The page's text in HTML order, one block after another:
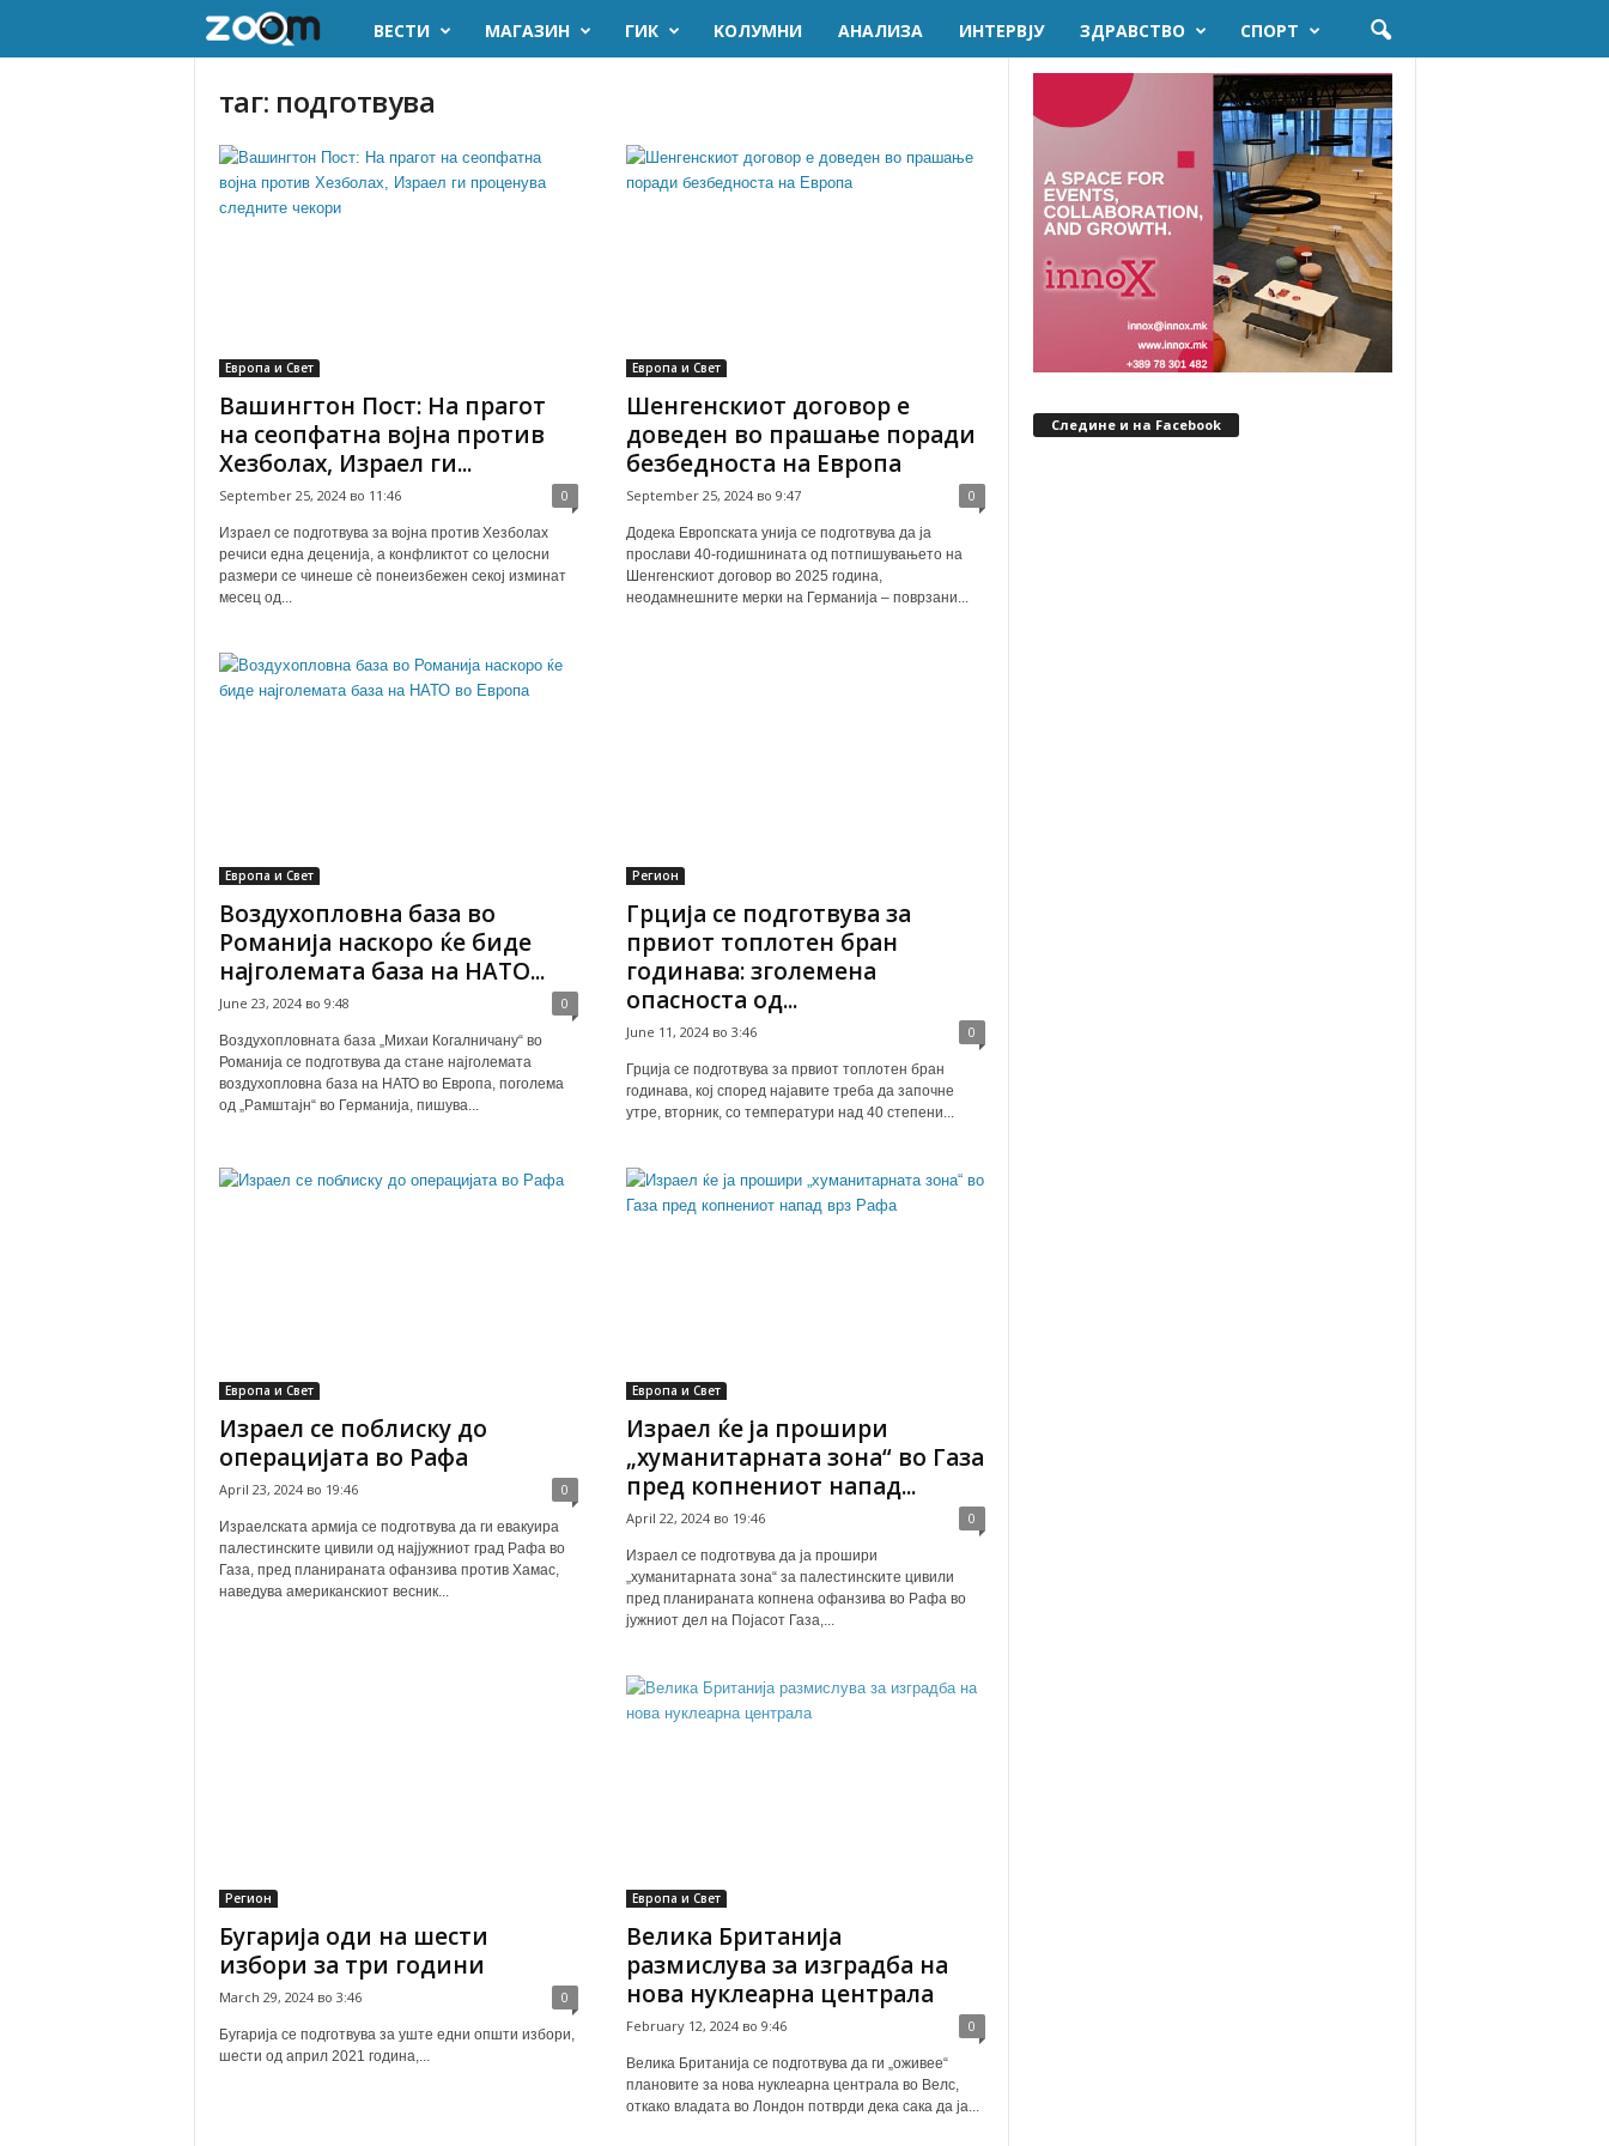
m
ВЕСТИ МАГАЗИН ГИК KОЛУМНИ AНАЛИЗА ИНТЕРВЈУ ЗДРАВСТВО СПОРТ
таг: подготвува
Европа и Свет
Вашингтон Пост: На прагот
на сеопфатна војна против
Хезболах, Израел ги...
September 25, 2024 во 11:46 0
Израел се подготвува за војна против Хезболах
речиси една деценија, а конфликтот со целосни
размери се чинеше сè понеизбежен секој изминат
месец од...
Европа и Свет
Шенгенскиот договор е
доведен во прашање поради
безбедноста на Европа
September 25, 2024 во 9:47 0
Додека Европската унија се подготвува да ја
прослави 40-годишнината од потпишувањето на
Шенгенскиот договор во 2025 година,
неодамнешните мерки на Германија – поврзани...
Европа и Свет
Воздухопловна база во
Романија наскоро ќе биде
најголемата база на НАТО...
June 23, 2024 во 9:48 0
Воздухопловната база „Михаи Когалничану“ во
Романија се подготвува да стане најголемата
воздухопловна база на НАТО во Европа, поголема
од „Рамштајн“ во Германија, пишува...
Регион
Грција се подготвува за
првиот топлотен бран
годинава: зголемена
опасноста од...
June 11, 2024 во 3:46 0
Грција се подготвува за првиот топлотен бран
годинава, кој според најавите треба да започне
утре, вторник, со температури над 40 степени...
Европа и Свет
Израел се поблиску до
операцијата во Рафа
April 23, 2024 во 19:46 0
Израелската армија се подготвува да ги евакуира
палестинските цивили од најјужниот град Рафа во
Газа, пред планираната офанзива против Хамас,
наведува американскиот весник...
Европа и Свет
Израел ќе ја прошири
„хуманитарната зона“ во Газа
пред копнениот напад...
April 22, 2024 во 19:46 0
Израел се подготвува да ја прошири
„хуманитарната зона“ за палестинските цивили
пред планираната копнена офанзива во Рафа во
јужниот дел на Појасот Газа,...
Регион
Бугарија оди на шести
избори за три години
March 29, 2024 во 3:46 0
Бугарија се подготвува за уште едни општи избори,
шести од април 2021 година,...
Европа и Свет
Велика Британија
размислува за изградба на
нова нуклеарна централа
February 12, 2024 во 9:46 0
Велика Британија се подготвува да ги „оживее“
плановите за нова нуклеарна централа во Велс,
откако владата во Лондон потврди дека сака да ја...
Следине и на Facebook